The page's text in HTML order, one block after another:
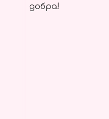
добра!